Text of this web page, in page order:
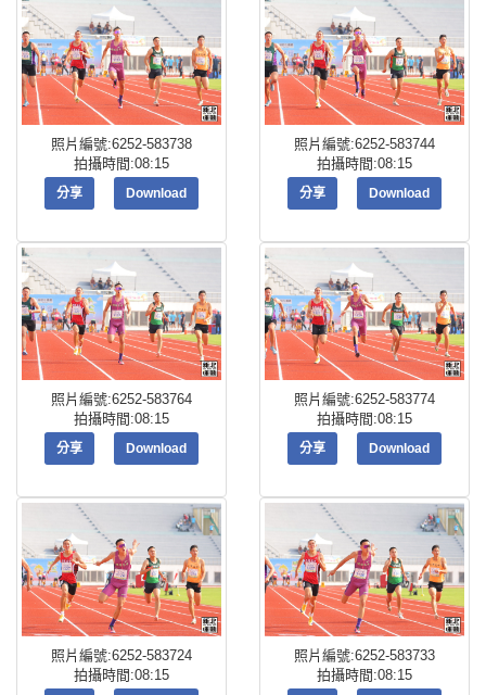
照片編號:6252-583738
拍攝時間:08:15
分享 Download
照片編號:6252-583744
拍攝時間:08:15
分享 Download
照片編號:6252-583764
拍攝時間:08:15
分享 Download
照片編號:6252-583774
拍攝時間:08:15
分享 Download
照片編號:6252-583724
拍攝時間:08:15
照片編號:6252-583733
拍攝時間:08:15